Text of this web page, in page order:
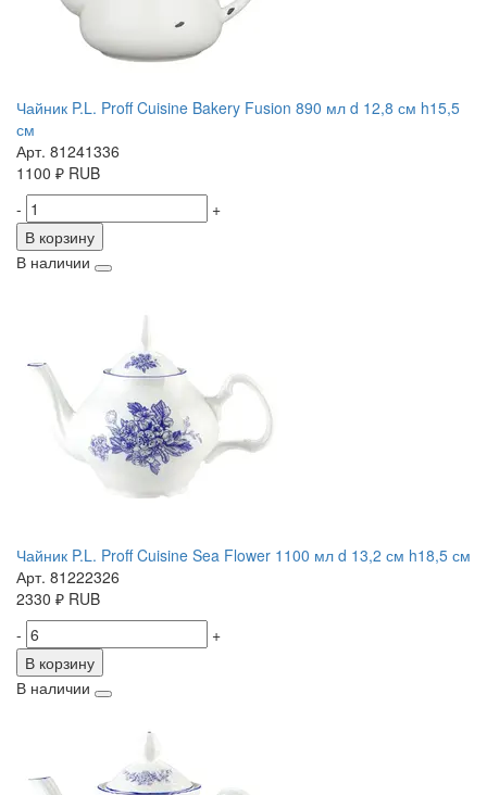
Чайник P.L. Proff Cuisine Bakery Fusion 890 мл d 12,8 см h15,5
см
Арт. 81241336
1100 ₽ RUB
-
+
В корзину
В наличии
Чайник P.L. Proff Cuisine Sea Flower 1100 мл d 13,2 см h18,5 см
Арт. 81222326
2330 ₽ RUB
-
+
В корзину
В наличии